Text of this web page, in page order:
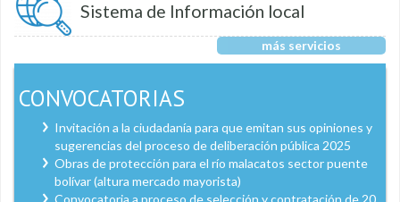
Sistema de Información local
más servicios
CONVOCATORIAS
Invitación a la ciudadanía para que emitan sus opiniones y
sugerencias del proceso de deliberación pública 2025
Obras de protección para el río malacatos sector puente
bolívar (altura mercado mayorista)